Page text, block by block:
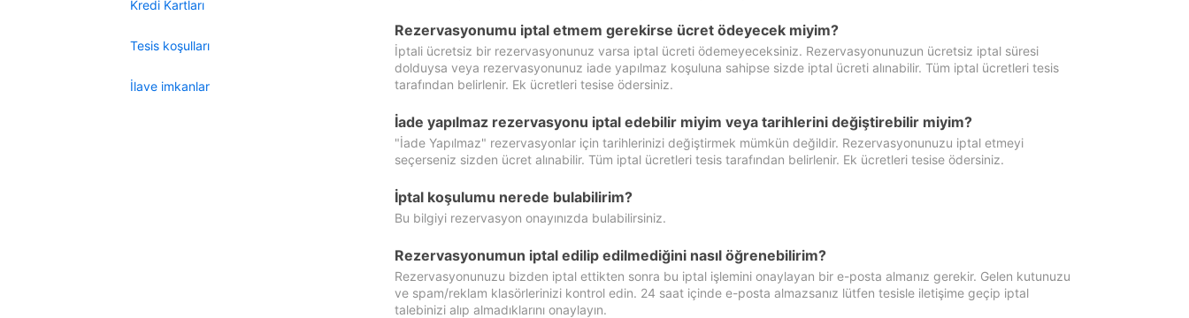
Kredi Kartları
Tesis koşulları
İlave imkanlar
Rezervasyonumu iptal etmem gerekirse ücret ödeyecek miyim?
İptali ücretsiz bir rezervasyonunuz varsa iptal ücreti ödemeyeceksiniz. Rezervasyonunuzun ücretsiz iptal süresi
dolduysa veya rezervasyonunuz iade yapılmaz koşuluna sahipse sizde iptal ücreti alınabilir. Tüm iptal ücretleri tesis
tarafından belirlenir. Ek ücretleri tesise ödersiniz.
İade yapılmaz rezervasyonu iptal edebilir miyim veya tarihlerini değiştirebilir miyim?
"İade Yapılmaz" rezervasyonlar için tarihlerinizi değiştirmek mümkün değildir. Rezervasyonunuzu iptal etmeyi
seçerseniz sizden ücret alınabilir. Tüm iptal ücretleri tesis tarafından belirlenir. Ek ücretleri tesise ödersiniz.
İptal koşulumu nerede bulabilirim?
Bu bilgiyi rezervasyon onayınızda bulabilirsiniz.
Rezervasyonumun iptal edilip edilmediğini nasıl öğrenebilirim?
Rezervasyonunuzu bizden iptal ettikten sonra bu iptal işlemini onaylayan bir e-posta almanız gerekir. Gelen kutunuzu
ve spam/reklam klasörlerinizi kontrol edin. 24 saat içinde e-posta almazsanız lütfen tesisle iletişime geçip iptal
talebinizi alıp almadıklarını onaylayın.